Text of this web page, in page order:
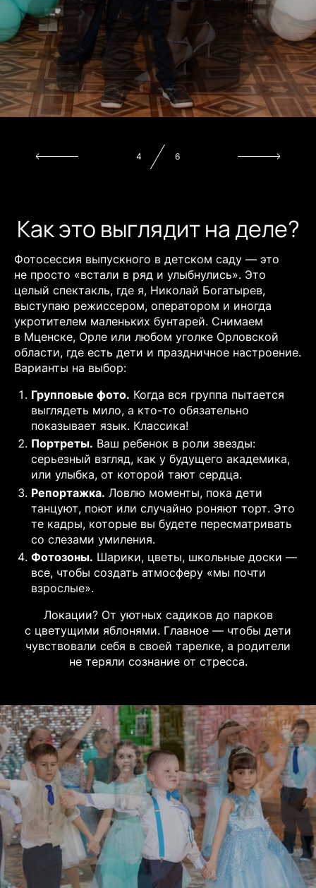
5 6
Как это выглядит на деле?
Фотосессия выпускного в детском саду — это
не просто «встали в ряд и улыбнулись». Это
целый спектакль, где я, Николай Богатырев,
выступаю режиссером, оператором и иногда
укротителем маленьких бунтарей. Снимаем
в Мценске, Орле или любом уголке Орловской
области, где есть дети и праздничное настроение.
Варианты на выбор:
Групповые фото. Когда вся группа пытается
выглядеть мило, а кто-то обязательно
показывает язык. Классика!
Портреты. Ваш ребенок в роли звезды:
серьезный взгляд, как у будущего академика,
или улыбка, от которой тают сердца.
Репортажка. Ловлю моменты, пока дети
танцуют, поют или случайно роняют торт. Это
те кадры, которые вы будете пересматривать
со слезами умиления.
Фотозоны. Шарики, цветы, школьные доски —
все, чтобы создать атмосферу «мы почти
взрослые».
Локации? От уютных садиков до парков
с цветущими яблонями. Главное — чтобы дети
чувствовали себя в своей тарелке, а родители
не теряли сознание от стресса.